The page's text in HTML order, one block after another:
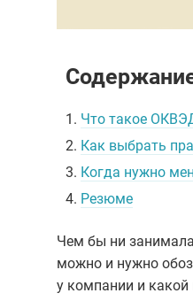
1. Что такое
2. Как выбрать
3. Когда нужно
4. Резюме
Чем бы ни
можно и нужно
у компании и какой